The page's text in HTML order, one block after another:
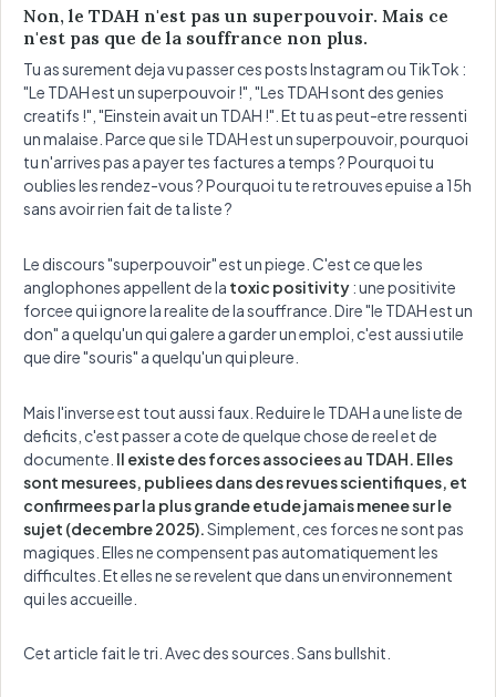
Non, le TDAH n'est pas un superpouvoir. Mais ce
n'est pas que de la souffrance non plus.
Tu as surement deja vu passer ces posts Instagram ou TikTok :
"Le TDAH est un superpouvoir !", "Les TDAH sont des genies
creatifs !", "Einstein avait un TDAH !". Et tu as peut-etre ressenti
un malaise. Parce que si le TDAH est un superpouvoir, pourquoi
tu n'arrives pas a payer tes factures a temps ? Pourquoi tu
oublies les rendez-vous ? Pourquoi tu te retrouves epuise a 15h
sans avoir rien fait de ta liste ?
Le discours "superpouvoir" est un piege. C'est ce que les
anglophones appellent de la toxic positivity: une positivite
forcee qui ignore la realite de la souffrance. Dire "le TDAH est un
don" a quelqu'un qui galere a garder un emploi, c'est aussi utile
que dire "souris" a quelqu'un qui pleure.
Mais l'inverse est tout aussi faux. Reduire le TDAH a une liste de
deficits, c'est passer a cote de quelque chose de reel et de
documente. Il existe des forces associees au TDAH. Elles
sont mesurees, publiees dans des revues scientifiques, et
confirmees par la plus grande etude jamais menee sur le
sujet (decembre 2025). Simplement, ces forces ne sont pas
magiques. Elles ne compensent pas automatiquement les
difficultes. Et elles ne se revelent que dans un environnement
qui les accueille.
Cet article fait le tri. Avec des sources. Sans bullshit.